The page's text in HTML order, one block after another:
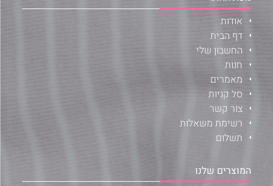
אודות
דף הבית
החשבון שלי
חנות
מאמרים
סל קניות
צור קשר
רשימת משאלות
תשלום
המוצרים שלנו